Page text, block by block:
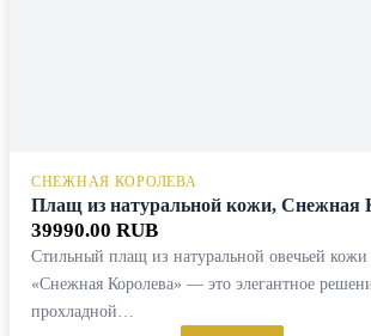
СНЕЖНАЯ КОРОЛЕВА
Плащ из натуральной кожи, Снежная
39990.00 RUB
Стильный плащ из натуральной овечьей кожи
«Снежная Королева» — это элегантное
прохладной…